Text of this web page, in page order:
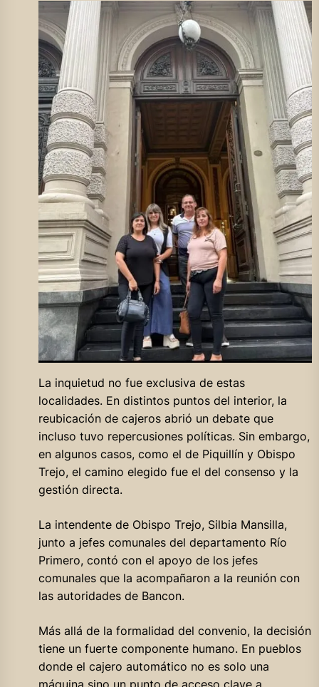
La inquietud no fue exclusiva de estas
localidades. En distintos puntos del interior, la
reubicación de cajeros abrió un debate que
incluso tuvo repercusiones políticas. Sin embargo,
en algunos casos, como el de Piquillín y Obispo
Trejo, el camino elegido fue el del consenso y la
gestión directa.
La intendente de Obispo Trejo, Silbia Mansilla,
junto a jefes comunales del departamento Río
Primero, contó con el apoyo de los jefes
comunales que la acompañaron a la reunión con
las autoridades de Bancon.
Más allá de la formalidad del convenio, la decisión
tiene un fuerte componente humano. En pueblos
donde el cajero automático no es solo una
máquina sino un punto de acceso clave a